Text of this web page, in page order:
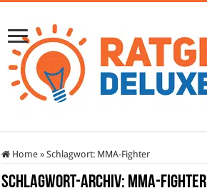
Home » Schlagwort: MMA-Fighter
Schlagwort-Archiv: MMA-Fighter